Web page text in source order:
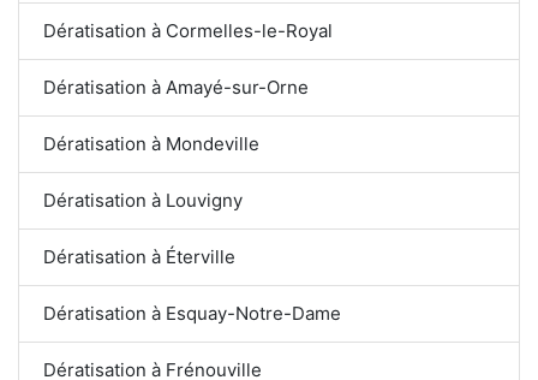
Dératisation à Cormelles-le-Royal
Dératisation à Amayé-sur-Orne
Dératisation à Mondeville
Dératisation à Louvigny
Dératisation à Éterville
Dératisation à Esquay-Notre-Dame
Dératisation à Frénouville